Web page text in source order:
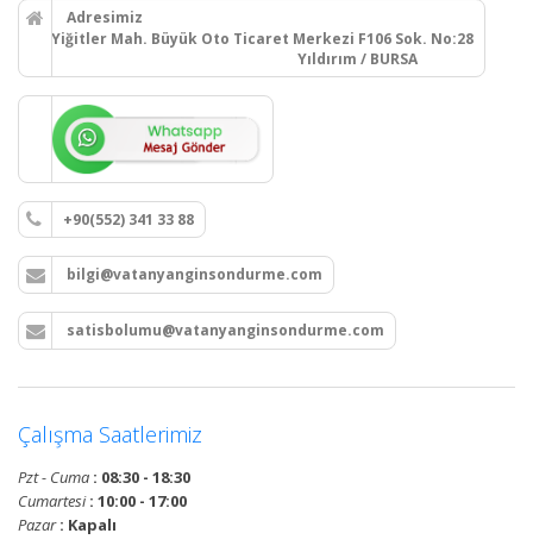
Adresimiz
Yiğitler Mah. Büyük Oto Ticaret Merkezi F106 Sok. No:28
Yıldırım / BURSA
+90(552) 341 33 88
bilgi@vatanyanginsondurme.com
satisbolumu@vatanyanginsondurme.com
Çalışma Saatlerimiz
Pzt - Cuma : 08:30 - 18:30
Cumartesi: 10:00 - 17:00
Pazar: Kapalı